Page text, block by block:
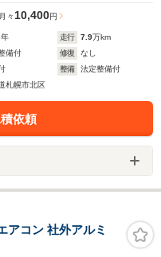
月々10,400円
年 走行 7.9万km
備付 修復
なし
整備
法定整備付
札幌市北区
依頼
ミゼットII 660 カーゴ Dタイプ エアコン 社外アルミ